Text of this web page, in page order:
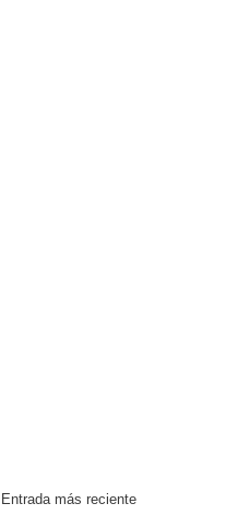
Entrada más reciente